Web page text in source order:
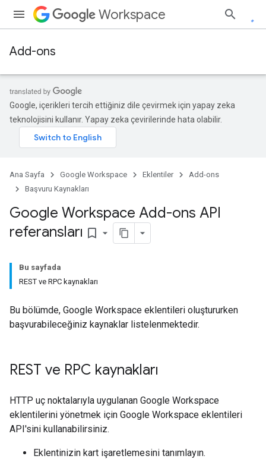
Workspace
Add-ons
Google, içerikleri tercih ettiğiniz dile çevirmek için yapay zeka
teknolojisini kullanır. Yapay zeka çevirilerinde hata olabilir.
Ana Sayfa Google Workspace Eklentiler
Add-ons
Başvuru Kaynakları
Google Workspace Add-ons API
referansları bookmark_border
Bu sayfada
REST ve RPC kaynakları
Bu bölümde, Google Workspace eklentileri oluştururken
başvurabileceğiniz kaynaklar listelenmektedir.
REST ve RPC kaynakları
HTTP uç noktalarıyla uygulanan Google Workspace
eklentilerini yönetmek için Google Workspace eklentileri
API'sini kullanabilirsiniz.
Eklentinizin kart işaretlemesini tanımlayın.